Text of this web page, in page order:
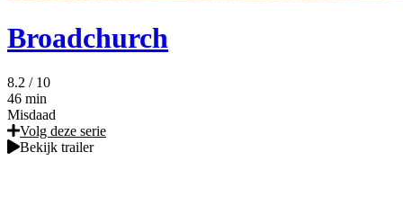
Broadchurch
8.2 / 10
46 min
Misdaad
Volg deze serie
Bekijk trailer